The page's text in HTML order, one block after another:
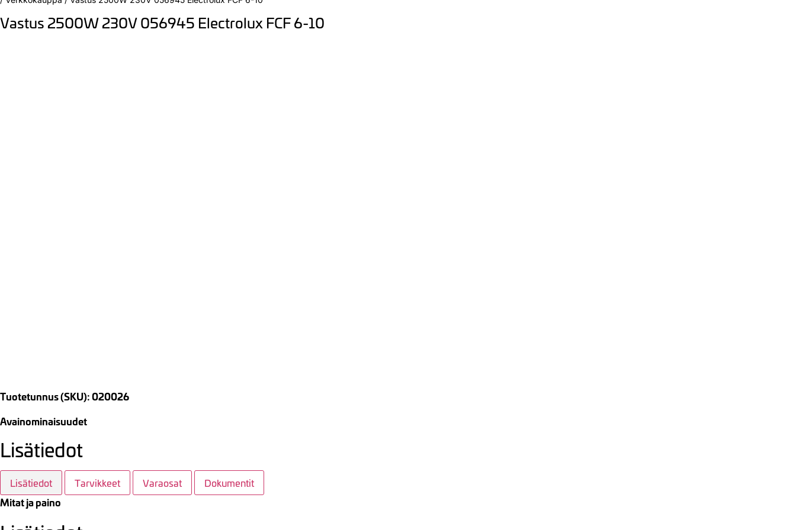
Vastus 2500W 230V 056945 Electrolux FCF 6-10
Tuotetunnus (SKU): 020026
Avainominaisuudet
Lisätiedot
Lisätiedot Tarvikkeet Varaosat Dokumentit
Mitat ja paino